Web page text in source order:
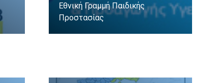
Εθνική Γραμμή Παιδικής
Προστασίας